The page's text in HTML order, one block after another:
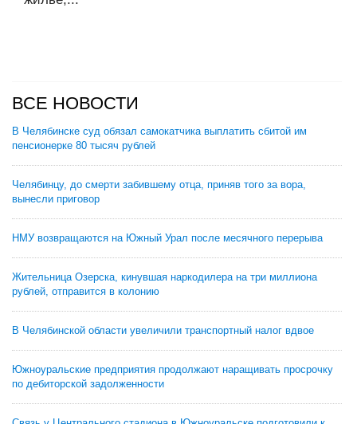
ВСЕ НОВОСТИ
В Челябинске суд обязал самокатчика выплатить сбитой им
пенсионерке 80 тысяч рублей
Челябинцу, до смерти забившему отца, приняв того за вора,
вынесли приговор
НМУ возвращаются на Южный Урал после месячного перерыва
Жительница Озерска, кинувшая наркодилера на три миллиона
рублей, отправится в колонию
В Челябинской области увеличили транспортный налог вдвое
Южноуральские предприятия продолжают наращивать просрочку
по дебиторской задолженности